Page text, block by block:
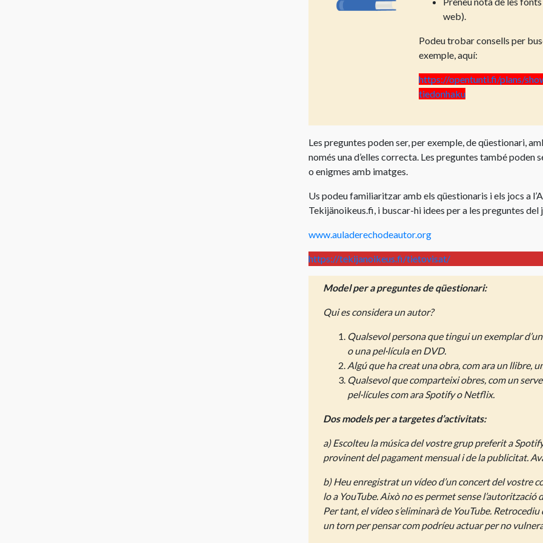
web).
Podeu trobar consells per
exemple, aquí:
https://opentunti.fi/plans/
tiedonhaku
Les preguntes poden ser, per exemple, de qüestionari,
només una d’elles correcta. Les preguntes també
o enigmes amb imatges.
Us podeu familiaritzar amb els qüestionaris i els jocs a
Tekijänoikeus.fi, i buscar-hi idees per a les preguntes del
www.auladerechodeautor.org
https://tekijanoikeus.fi/tietovisat/
Model per a preguntes de qüestionari:
Qui es considera un autor?
Qualsevol persona que tingui un exemplar
o una pel·lícula en DVD.
Algú que ha creat una obra, com ara un llibre,
Qualsevol que comparteixi obres, com un
pel·lícules com ara Spotify o Netflix.
Dos models per a targetes d’activitats:
a) Escolteu la música del vostre grup preferit a
provinent del pagament mensual i de la publicitat.
b) Heu enregistrat un vídeo d’un concert del vostre
lo a YouTube. Això no es permet sense l’autorització
Per tant, el vídeo s’eliminarà de YouTube. Retrocediu
un torn per pensar com podríeu actuar per no